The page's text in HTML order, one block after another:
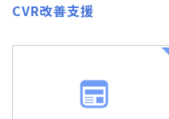
CVR改善支援